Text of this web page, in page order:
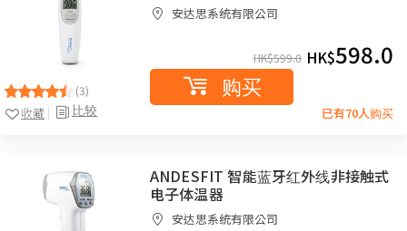
(3)
比较
收藏
安达思系统有限公司
HK$599.0 HK$598.0
购买
已有70人购买
ANDESFIT 智能蓝牙红外线非接触式
电子体温器
安达思系统有限公司